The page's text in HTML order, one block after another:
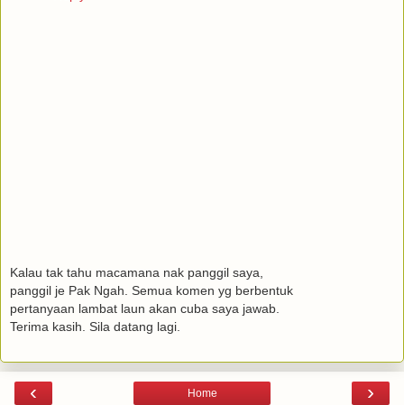
Kalau tak tahu macamana nak panggil saya,
panggil je Pak Ngah. Semua komen yg berbentuk
pertanyaan lambat laun akan cuba saya jawab.
Terima kasih. Sila datang lagi.
‹ ›
Home